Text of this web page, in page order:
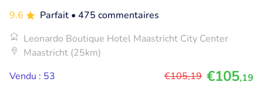
9.6 Parfait • 475 commentaires
Leonardo Boutique Hotel Maastricht City Center
Maastricht (25km)
Vendu : 53
€105,19 €105,19